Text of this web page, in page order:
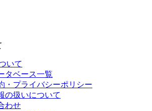
いて
タベース一覧
・プライバシーポリシー
の扱いについて
わせ